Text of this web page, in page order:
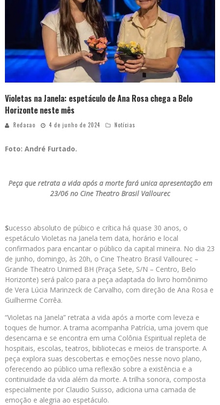
Violetas na Janela: espetáculo de Ana Rosa chega a Belo
Horizonte neste mês
Redacao 4 de junho de 2024 Notícias
Foto: André Furtado.
Peça que retrata a vida após a morte fará unica apresentação em
23/06 no Cine Theatro Brasil Vallourec
Sucesso absoluto de púbico e crítica há quase 30 anos, o
espetáculo Violetas na Janela tem data, horário e local
confirmados para encantar o público da capital mineira. No dia 23
de junho, domingo, às 20h, o Cine Theatro Brasil Vallourec –
Grande Theatro Unimed BH (Praça Sete, S/N – Centro, Belo
Horizonte) será palco para a peça adaptada do livro homônimo
de Vera Lúcia Marinzeck de Carvalho, com direção de Ana Rosa e
Guilherme Corrêa.
“Violetas na Janela” retrata a vida após a morte com leveza e
toques de humor. A trama acompanha Patrícia, uma jovem que
desencarna e se encontra em uma Colônia Espiritual repleta de
hospitais, escolas, teatros, bibliotecas e meios de transporte. A
peça explora suas descobertas e emoções nesse novo plano,
oferecendo ao público uma reflexão sobre a existência e a
continuidade da vida além da morte. A trilha sonora, composta
especialmente por Claudio Suisso, adiciona uma camada de
emoção e alegria ao espetáculo.